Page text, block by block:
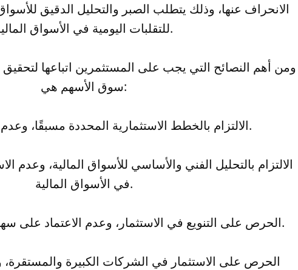
الانحراف عنها، وذلك يتطلب الصبر والتحليل الدقيق
للتقلبات اليومية في الأسواق المالية.
ومن أهم النصائح التي يجب على المستثمرين اتباعها
سوق الأسهم هي:
1- الالتزام بالخطط الاستثمارية المحددة مسبقًا، وعدم الانحراف عنها.
في الأسواق المالية.
3- الحرص على التنويع في الاستثمار، وعدم الاعتماد على سهم واحد أو قطاع واحد.